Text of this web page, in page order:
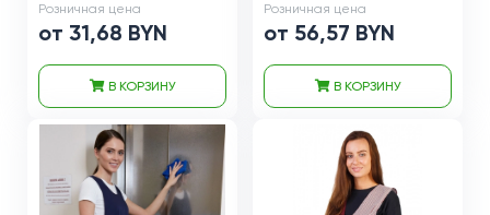
Розничная цена
от 31,68 BYN
В КОРЗИНУ
Розничная цена
от 56,57 BYN
В КОРЗИНУ